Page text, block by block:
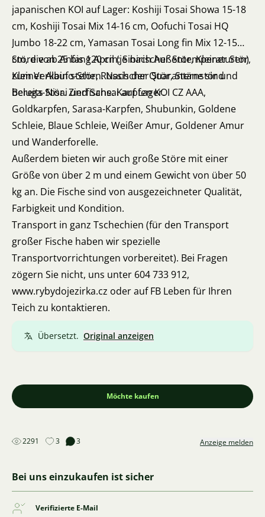
japanischen KOI auf Lager: Koshiji Tosai Showa 15-18
cm, Koshiji Tosai Mix 14-16 cm, Oofuchi Tosai HQ
Jumbo 18-22 cm, Yamasan Tosai Long fin Mix 12-15
cm, die ab Anfang April (je nach Außentemperaturen)
zum Verkauf stehen. Nach der Quarantäne sind
bereits Nisai und Sansai auf Lager.
Störe von 25 bis 120 cm: Sibirischer Stör, Kleiner Stör,
Kleiner Albino-Stör, Russischer Stör, Sternstör und
Beluga-Stör. Zierfische: Karpfen KOI CZ AAA,
Goldkarpfen, Sarasa-Karpfen, Shubunkin, Goldene
Schleie, Blaue Schleie, Weißer Amur, Goldener Amur
und Wanderforelle.
Außerdem bieten wir auch große Störe mit einer
Größe von über 2 m und einem Gewicht von über 50
kg an. Die Fische sind von ausgezeichneter Qualität,
Farbigkeit und Kondition.
Transport in ganz Tschechien (für den Transport
großer Fische haben wir spezielle
Transportvorrichtungen vorbereitet). Bei Fragen
zögern Sie nicht, uns unter 604 733 912,
www.rybydojezirka.cz oder auf FB Leben für Ihren
Teich zu kontaktieren.
Übersetzt. Original anzeigen
Möchte kaufen
2291 3 3 Anzeige melden
Bei uns einzukaufen ist sicher
Verifizierte E-Mail